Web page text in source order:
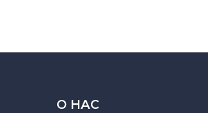
О НАС